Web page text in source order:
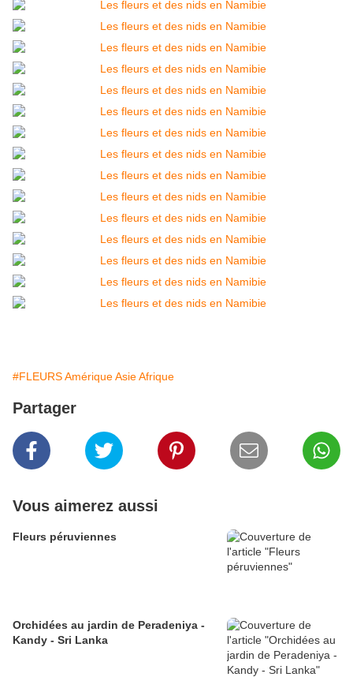
#FLEURS Amérique Asie Afrique
Partager
Vous aimerez aussi
Fleurs péruviennes
Orchidées au jardin de Peradeniya -
Kandy - Sri Lanka